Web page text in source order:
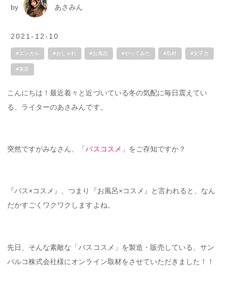
by あさみん
2021-12-10
#エシカル #おしゃれ #お風呂 #やってみた #取材 #女子力
#美容
こんにちは！最近着々と近づいている冬の気配に毎日震えてい
る、ライターのあさみんです。
突然ですがみなさん、「バスコスメ 」をご存知ですか？
『バス×コスメ』、つまり『お風呂×コスメ』と言われると、なん
だかすごくワクワクしますよね。
先日、そんな素敵な「バスコスメ」を製造・販売している、サン
パルコ株式会社様にオンライン取材をさせていただきました！！